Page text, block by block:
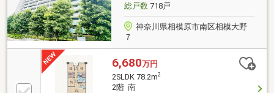
総戸数718戸
神奈川県相模原市南区相模大野
７
6,680万円
2SLDK 78.2m2
2階 南